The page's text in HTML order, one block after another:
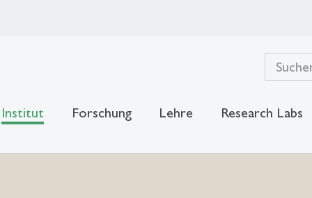
Institut Forschung Lehre Research Labs